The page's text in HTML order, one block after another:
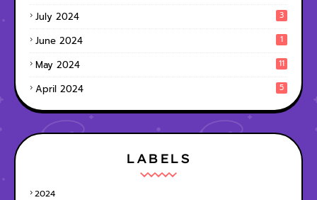
July 2024 3
June 2024 1
May 2024 11
April 2024 5
LABELS
2024